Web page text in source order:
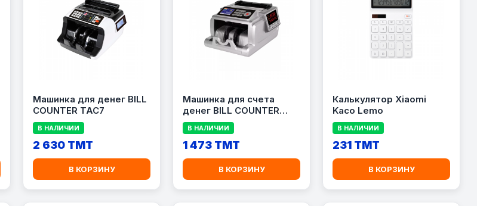
Машинка для денег BILL
COUNTER TAC7
В НАЛИЧИИ
2 630 TMT
В КОРЗИНУ
Машинка для счета
денег BILL COUNTER
TAC5
В НАЛИЧИИ
1 473 TMT
В КОРЗИНУ
Калькулятор Xiaomi
Kaco Lemo
В НАЛИЧИИ
231 TMT
В КОРЗИНУ